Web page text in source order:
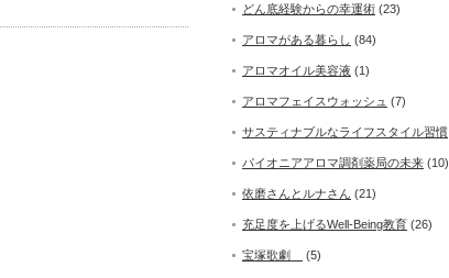
どん底経験からの幸運術 (23)
アロマがある暮らし (84)
アロマオイル美容液 (1)
アロマフェイスウォッシュ (7)
サスティナブルなライフスタイル習慣
パイオニアアロマ調剤薬局の未来 (10)
依磨さんとルナさん (21)
充足度を上げるWell-Being教育 (26)
宝塚歌劇 (5)